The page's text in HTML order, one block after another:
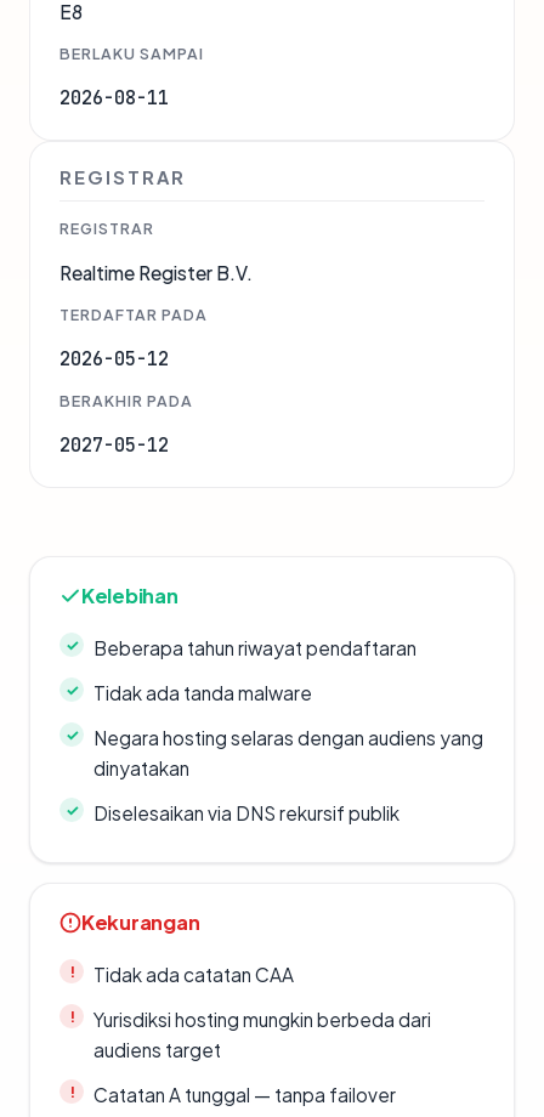
E8
BERLAKU SAMPAI
2026-08-11
REGISTRAR
REGISTRAR
Realtime Register B.V.
TERDAFTAR PADA
2026-05-12
BERAKHIR PADA
2027-05-12
Kelebihan
Beberapa tahun riwayat pendaftaran
Tidak ada tanda malware
Negara hosting selaras dengan audiens yang
dinyatakan
Diselesaikan via DNS rekursif publik
Kekurangan
Tidak ada catatan CAA
Yurisdiksi hosting mungkin berbeda dari
audiens target
Catatan A tunggal — tanpa failover